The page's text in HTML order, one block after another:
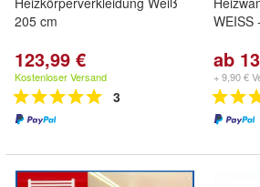
205 cm
123,99 €
Kostenloser Versand
3
WEISS
ab
+ 9,90 €